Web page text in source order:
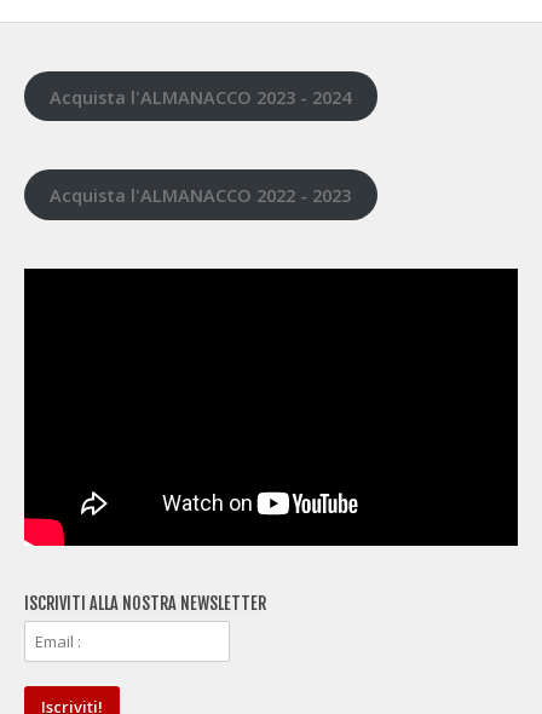
Acquista l'ALMANACCO 2023 - 2024
Acquista l'ALMANACCO 2022 - 2023
ISCRIVITI ALLA NOSTRA NEWSLETTER